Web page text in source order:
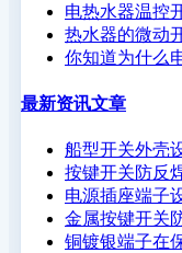
电热水器温控
热水器的微动
你知道为什么
最新资讯文章
船型开关外壳
按键开关防反
电源插座端子
金属按键开关
铜镀银端子在